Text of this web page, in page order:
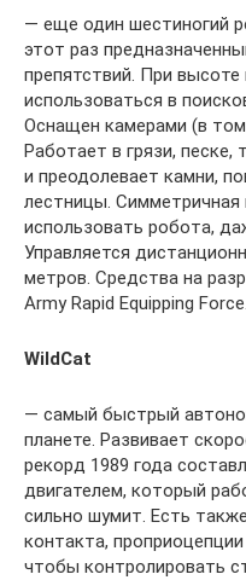
— еще один шестиногий
этот раз
препятствий. При
использоваться в
Оснащен камерами (в
Работает в грязи, песке,
и преодолевает камни,
лестницы. Симметричная
использовать робота,
Управляется
метров. Средства на
Army Rapid Equipping Force.
WildCat
— самый быстрый
планете. Развивает
рекорд 1989 года
двигателем, который
сильно шумит. Есть
контакта,
чтобы контролировать